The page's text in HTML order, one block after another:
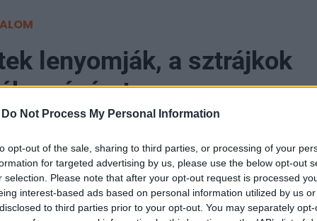
Do Not Process My Personal Information
opt-out of the sale, sharing to third parties, or processing of your
for targeted advertising by us, please use the below opt-out
selection. Please note that after your opt-out request is processed
interest-based ads based on personal information utilized by us
to third parties prior to your opt-out. You may separately
lenyomják, a sztrájkok
a rézárat
a réz árfolyama Shanghaiban, 0.9%-ot pedig
hatására. Ez felerősíti azon félelmeket, miszerint